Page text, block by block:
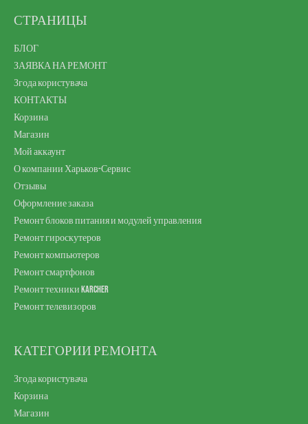
СТРАНИЦЫ
БЛОГ
ЗАЯВКА НА РЕМОНТ
Згода користувача
КОНТАКТЫ
Корзина
Магазин
Мой аккаунт
О компании Харьков-Сервис
Отзывы
Оформление заказа
Ремонт блоков питания и модулей управления
Ремонт гироскутеров
Ремонт компьютеров
Ремонт смартфонов
Ремонт техники Karcher
Ремонт телевизоров
КАТЕГОРИИ РЕМОНТА
Згода користувача
Корзина
Магазин